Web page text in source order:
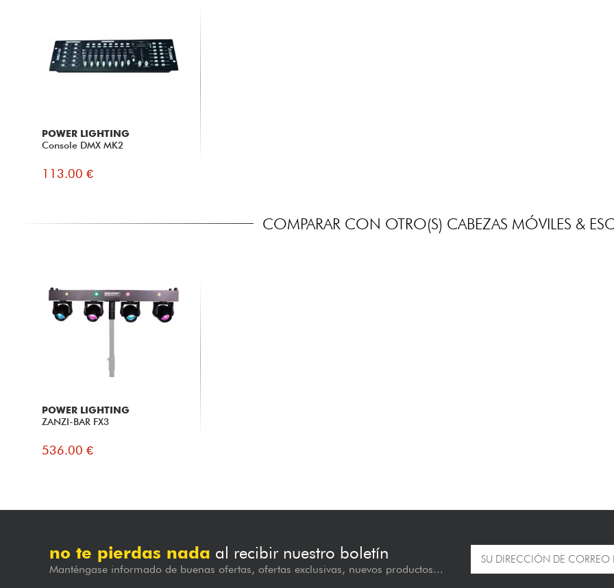
POWER LIGHTING
Console DMX MK2
113.00 €
COMPARAR CON OTRO(S) CABEZAS MÓVILES &
POWER LIGHTING
ZANZI-BAR FX3
536.00 €
no te pierdas nada al recibir nuestro boletín
Manténgase informado de buenas ofertas, ofertas exclusivas, nuevos productos...